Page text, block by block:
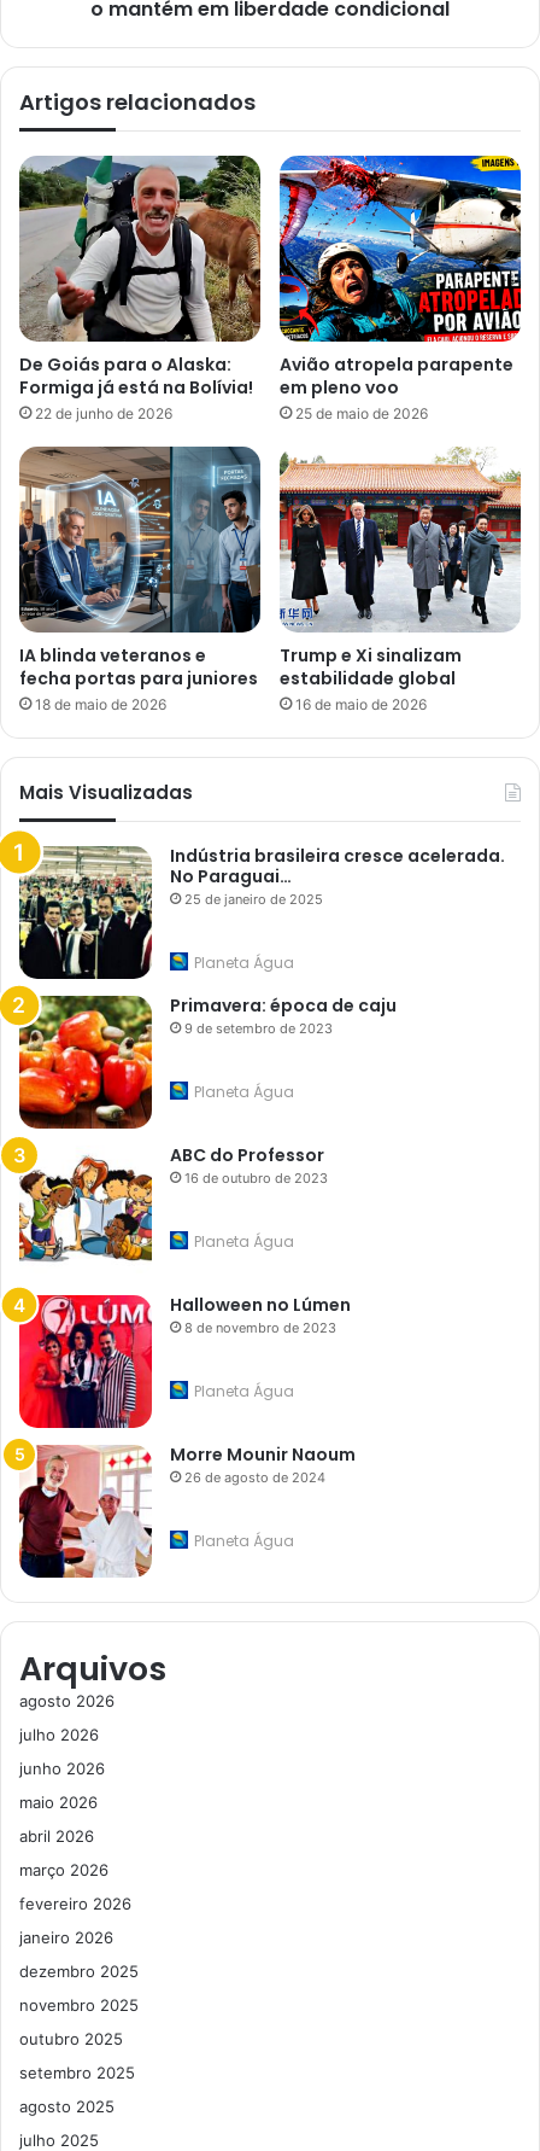
o mantém em liberdade condicional
Artigos relacionados
De Goiás para o Alaska:
Formiga já está na Bolívia!
22 de junho de 2026
Avião atropela parapente
em pleno voo
25 de maio de 2026
IA blinda veteranos e
fecha portas para juniores
18 de maio de 2026
Trump e Xi sinalizam
estabilidade global
16 de maio de 2026
Mais Visualizadas
Indústria brasileira cresce acelerada.
No Paraguai…
25 de janeiro de 2025
Planeta Água
Primavera: época de caju
9 de setembro de 2023
Planeta Água
ABC do Professor
16 de outubro de 2023
Planeta Água
Halloween no Lúmen
8 de novembro de 2023
Planeta Água
Morre Mounir Naoum
26 de agosto de 2024
Planeta Água
Arquivos
agosto 2026
julho 2026
junho 2026
maio 2026
abril 2026
março 2026
fevereiro 2026
janeiro 2026
dezembro 2025
novembro 2025
outubro 2025
setembro 2025
agosto 2025
julho 2025